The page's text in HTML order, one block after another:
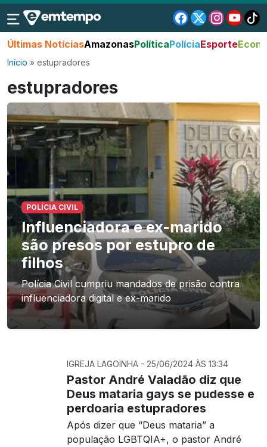
Últimas NotíciasAmazonasPolíticaPolíciaEsporte
Início » estupradores
estupradores
POLÍCIA CIVIL
Influenciadora e ex-marido
são presos por estupro de
filhos
Polícia Civil cumpriu mandados de prisão contra
influenciadora digital e ex-marido
IGREJA LAGOINHA - 25/06/2024 ÀS 13:34
Pastor André Valadão diz que
Deus mataria gays se pudesse e
perdoaria estupradores
Após dizer que “Deus mataria” a
população LGBTQIA+, o pastor André